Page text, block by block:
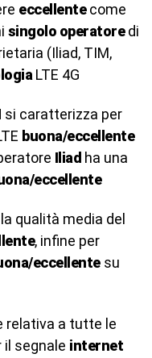
eccellentecome
singolo operatoredi
(Iliad, TIM,
LTE 4G
si caratterizza per
buona/eccellente
Iliad ha una
eccellente
qualità media del
, infine per
eccellentesu
relativa a tutte le
segnale internet